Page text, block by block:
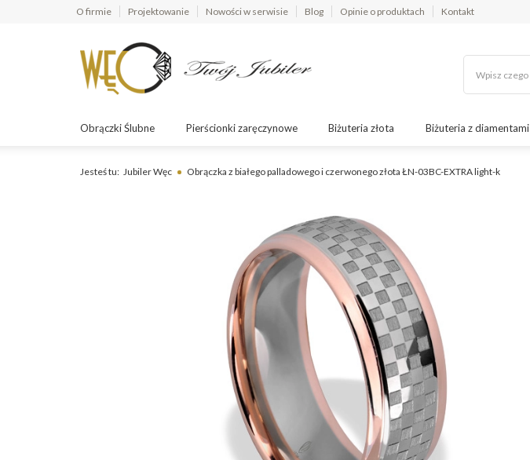
O firmie Projektowanie Nowości w serwisie Blog Opinie o produktach Kontakt
Obrączki Ślubne Pierścionki zaręczynowe Biżuteria złota Biżuteria z diamentami
Jesteś tu: Jubiler Węc Obrączka z białego palladowego i czerwonego złota ŁN-03BC-EXTRA light-k